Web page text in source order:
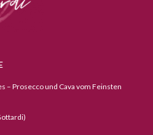
– Prosecco und Cava vom Feinsten